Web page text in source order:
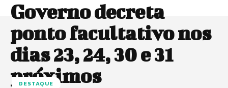
Governo decreta
ponto facultativo nos
dias 23, 24, 30 e 31
próximos
DESTAQUE